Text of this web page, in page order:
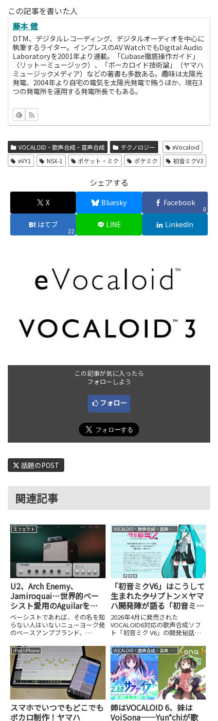
この記事を書いた人
藤本 健
DTM、デジタルレコーディング、デジタルオーディオを中心に
執筆するライター。インプレスのAV WatchでもDigital Audio
Laboratoryを2001年より連載。「Cubase徹底操作ガイド」
（リットーミュージック）、「ボーカロイド技術論」（ヤマハ
ミュージックメディア）などの著書も多数ある。趣味は太陽光
発電、2004年より自宅の電気を太陽光発電で賄うほか、現在3
つの発電所を運用する発電所長でもある。
VOCALOID・歌声合成・音声合成 テクノロジー
eVocaloid
eVY1
NSX-1 ポケット・ミク ポケミク 初音ミクV3
シェアする
X Bluesky Facebook
0
はてブ
22
LINE LinkedIn
この記事が気に入ったら
フォローしよう
フォロー
話題のPOST
関連記事
エフェクト
U2、Arch Enemy、
Jamiroquai…世界的ベー
シスト愛用のAguilarを
KORGがAIでプラグイン
化！「Aguilar Plugin
Suite」開発者インタビュ
ー
ベーシストであれば、その名を知
らない人はいないニューヨーク発
のベースアンプブランド、
Adam Clayton、Arch Enemyの
Sharlee D'Angelo、Alicia Keys
の...
VOCALOID・歌声合成・音声合成
「初音ミクV6」はこうして
生まれた――クリプトン×ヤマ
ハ開発陣が語る「初音ミク
らしさ」をAIで実現するま
で
2026年4月に発売された
VOCALOID6対応の歌声合成ソフ
ト「初音ミク V6」の開発秘話
にインタビュー。「初音ミクらし
さ」をAIで再現する学習データや
パラメータ調整、Softボイスバン
ク誕生の舞台裏まで詳しく聞きま
した。
iPad/iPhone
スマホでいつでもどこでも
ボカロ制作！ヤマハ
VOCALOID・歌声合成・音声合成
姉はVOCALOID 6、妹は
VoiSona──Yun*chiが歌